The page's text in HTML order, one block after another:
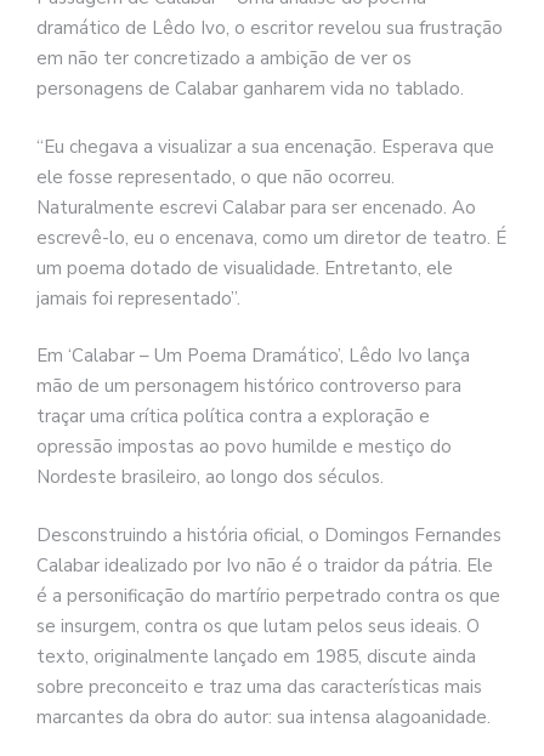
dramático de Lêdo Ivo, o escritor revelou sua frustração
em não ter concretizado a ambição de ver os
personagens de Calabar ganharem vida no tablado.
“Eu chegava a visualizar a sua encenação. Esperava que
ele fosse representado, o que não ocorreu.
Naturalmente escrevi Calabar para ser encenado. Ao
escrevê-lo, eu o encenava, como um diretor de teatro. É
um poema dotado de visualidade. Entretanto, ele
jamais foi representado”.
Em ‘Calabar – Um Poema Dramático’, Lêdo Ivo lança
mão de um personagem histórico controverso para
traçar uma crítica política contra a exploração e
opressão impostas ao povo humilde e mestiço do
Nordeste brasileiro, ao longo dos séculos.
Desconstruindo a história oficial, o Domingos Fernandes
Calabar idealizado por Ivo não é o traidor da pátria. Ele
é a personificação do martírio perpetrado contra os que
se insurgem, contra os que lutam pelos seus ideais. O
texto, originalmente lançado em 1985, discute ainda
sobre preconceito e traz uma das características mais
marcantes da obra do autor: sua intensa alagoanidade.